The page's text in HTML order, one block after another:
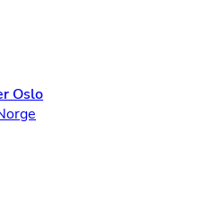
Oslo
av Aberia og har